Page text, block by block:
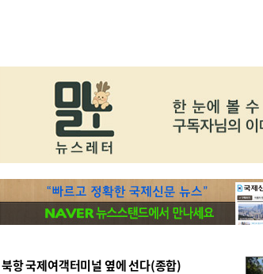
항 국제여객터미널 옆에 선다(종합)